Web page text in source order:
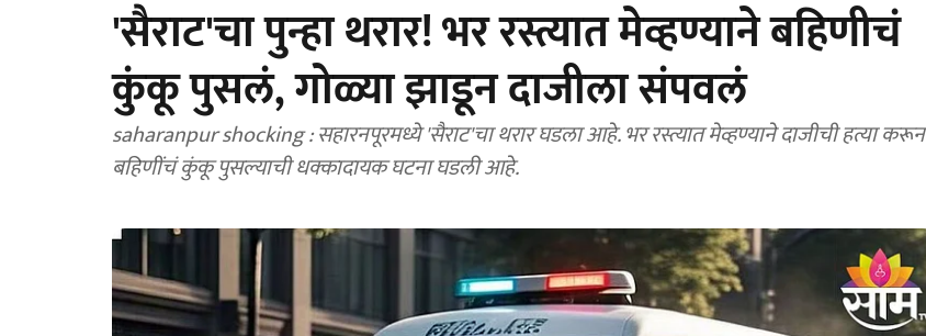
'सैराट'चा पुन्हा थरार! भर रस्त्यात मेव्हण्याने बहिणीचं
कुंकू पुसलं, गोळ्या झाडून दाजीला संपवलं
saharanpur shocking : सहारनपूरमध्ये 'सैराट'चा थरार घडला आहे. भर रस्त्यात मेव्हण्याने दाजीची हत्या करून
बहिणींचं कुंकू पुसल्याची धक्कादायक घटना घडली आहे.